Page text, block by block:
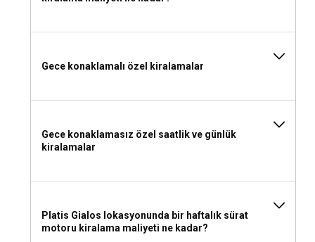
Gece konaklamalı özel kiralamalar
Gece konaklamasız özel saatlik ve günlük
kiralamalar
Platis Gialos lokasyonunda bir haftalık sürat
motoru kiralama maliyeti ne kadar?